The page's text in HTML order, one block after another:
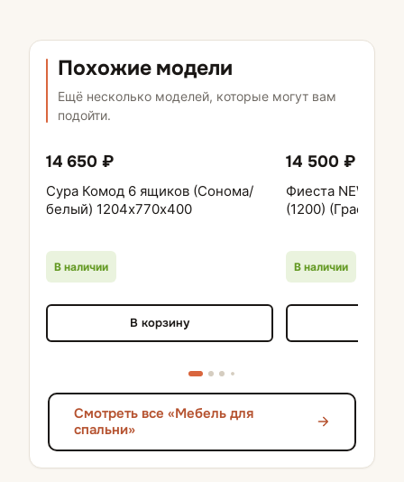
Похожие модели
Ещё несколько моделей, которые могут вам
подойти.
14 650 ₽
Сура Комод 6 ящиков (Сонома/
белый) 1204х770х400
В наличии
В корзину
14 500 ₽
Фиеста NEW
(1200) (Графит/
В наличии
Смотреть все «Мебель для
спальни»